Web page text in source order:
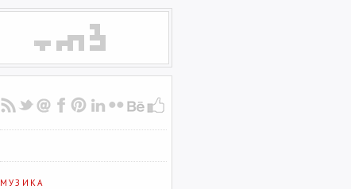
МУЗИКА